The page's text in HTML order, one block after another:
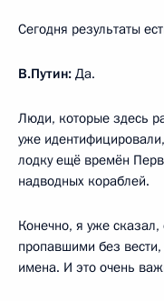
Сегодня результаты
В.Путин: Да.
Люди, которые здесь
уже
лодку ещё времён
надводных кораблей.
Конечно, я уже
пропавшими без
имена. И это очень